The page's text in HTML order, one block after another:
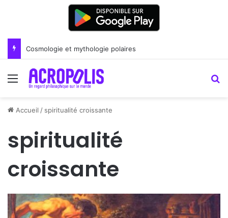
Cosmologie et mythologie polaires
Menu
Accueil / spiritualité croissante
spiritualité
croissante